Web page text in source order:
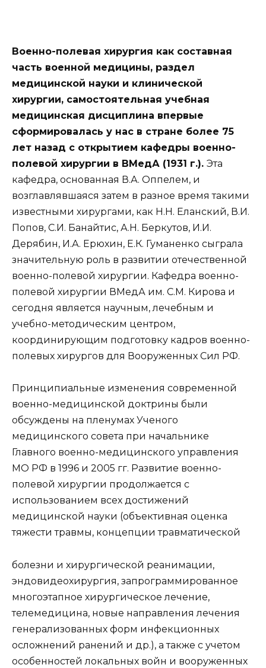
Военно-полевая хирургия как составная
часть военной медицины, раздел
медицинской науки и клинической
хирургии, самостоятельная учебная
медицинская дисциплина впервые
сформировалась у нас в стране более 75
лет назад с открытием кафедры военно-
полевой хирургии в ВМедА (1931 г.). Эта
кафедра, основанная В.А. Оппелем, и
возглавлявшаяся затем в разное время такими
известными хирургами, как Н.Н. Еланский, В.И.
Попов, С.И. Банайтис, А.Н. Беркутов, И.И.
Дерябин, И.А. Ерюхин, Е.К. Гуманенко сыграла
значительную роль в развитии отечественной
военно-полевой хирургии. Кафедра военно-
полевой хирургии ВМедА им. С.М. Кирова и
сегодня является научным, лечебным и
учебно-методическим центром,
координирующим подготовку кадров военно-
полевых хирургов для Вооруженных Сил РФ.
Принципиальные изменения современной
военно-медицинской доктрины были
обсуждены на пленумах Ученого
медицинского совета при начальнике
Главного военно-медицинского управления
МО РФ в 1996 и 2005 гг. Развитие военно-
полевой хирургии продолжается с
использованием всех достижений
медицинской науки (объективная оценка
тяжести травмы, концепции травматической
болезни и хирургической реанимации,
эндовидеохирургия, запрограммированное
многоэтапное хирургическое лечение,
телемедицина, новые направления лечения
генерализованных форм инфекционных
осложнений ранений и др.), а также с учетом
особенностей локальных войн и вооруженных